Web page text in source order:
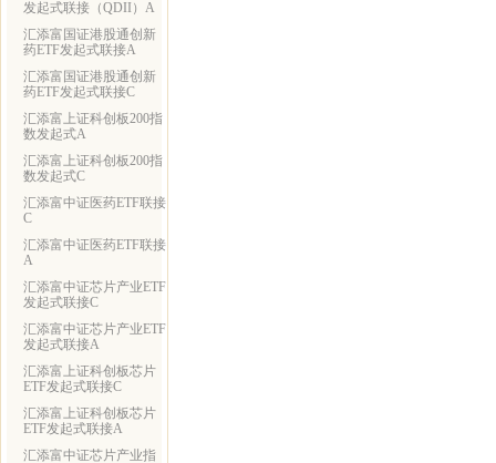
发起式联接（QDII）A
汇添富国证港股通创新
药ETF发起式联接A
汇添富国证港股通创新
药ETF发起式联接C
汇添富上证科创板200指
数发起式A
汇添富上证科创板200指
数发起式C
汇添富中证医药ETF联接
C
汇添富中证医药ETF联接
A
汇添富中证芯片产业ETF
发起式联接C
汇添富中证芯片产业ETF
发起式联接A
汇添富上证科创板芯片
ETF发起式联接C
汇添富上证科创板芯片
ETF发起式联接A
汇添富中证芯片产业指